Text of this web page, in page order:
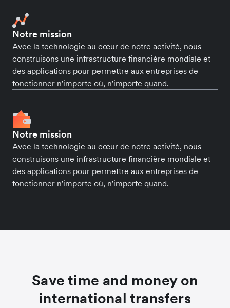
Notre mission
Avec la technologie au cœur de notre activité, nous
construisons une infrastructure financière mondiale et
des applications pour permettre aux entreprises de
fonctionner n'importe où, n'importe quand.
Notre mission
Avec la technologie au cœur de notre activité, nous
construisons une infrastructure financière mondiale et
des applications pour permettre aux entreprises de
fonctionner n'importe où, n'importe quand.
Save time and money on
international transfers